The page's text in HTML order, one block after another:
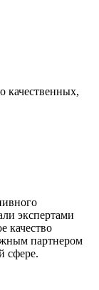
качественных,
экспертами
качество
партнером
сфере.